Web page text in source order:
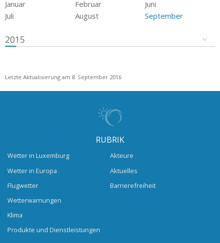
Januar Februar
Juni
Juli
August September
2015
Letzte Aktualisierung am 8. September 2016
RUBRIK
Wetter in Luxemburg
Wetter in Europa
Flugwetter
Wetterwarnungen
Klima
Produkte und Dienstleistungen
Akteure
Aktuelles
Barrierefreiheit